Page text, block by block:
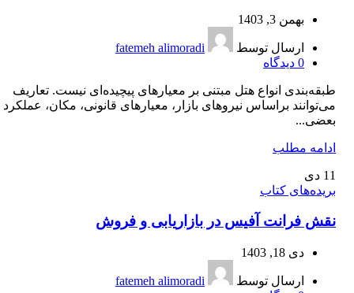
بهمن 3, 1403
ارسال توسط
fatemeh alimoradi
0 دیدگاه
طبقه‌بندی انواع هتل مبتنی بر معیارهای پیچیده‌ای نیست. تعاریف
می‌توانند براساس نیروهای بازار، معیارهای قانونی، مکان،
بعضی...
ادامه مطلب
11 دی
بریده‌های کتاب
نقش فرانت آفیس در بازاریابی و فروش
دی 18, 1403
ارسال توسط
fatemeh alimoradi